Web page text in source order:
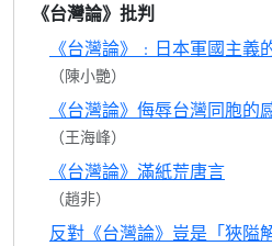
《台灣論》批判
《台灣論》﹕日本軍國主義
（陳小艷）
《台灣論》侮辱台灣同胞的
（王海峰）
《台灣論》滿紙荒唐言
（趙非）
反對《台灣論》豈是「狹隘